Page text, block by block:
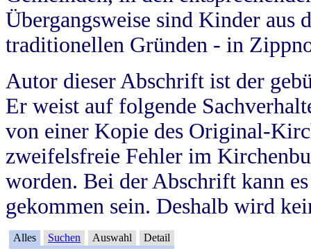
Übergangsweise sind Kinder aus
traditionellen Gründen - in
Autor dieser Abschrift ist der
Er weist auf folgende
von einer Kopie des Original-
zweifelsfreie Fehler im
worden. Bei der Abschrift kann
gekommen sein. Deshalb wird
Alles Suchen Auswahl Detail